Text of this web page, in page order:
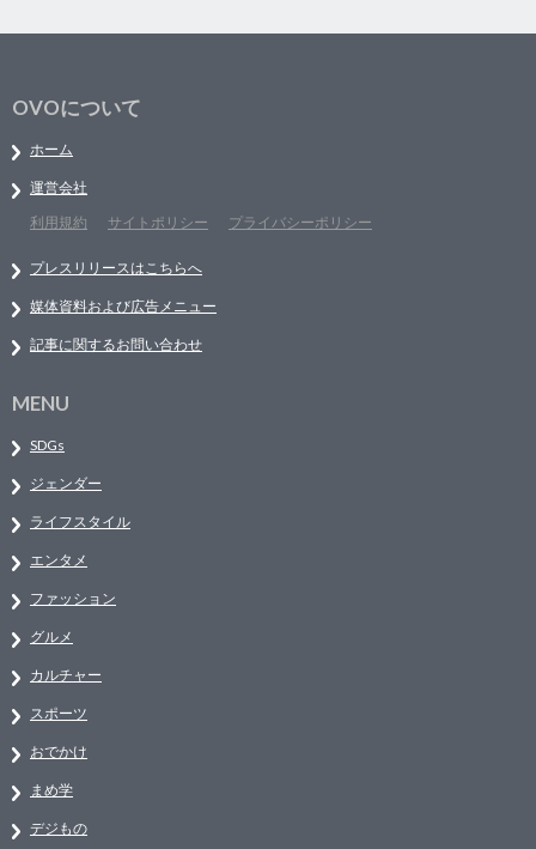
OVOについて
ホーム
運営会社
利用規約
サイトポリシー プライバシーポリシー
プレスリリースはこちらへ
媒体資料および広告メニュー
記事に関するお問い合わせ
MENU
SDGs
ジェンダー
ライフスタイル
エンタメ
ファッション
グルメ
カルチャー
スポーツ
おでかけ
まめ学
デジもの